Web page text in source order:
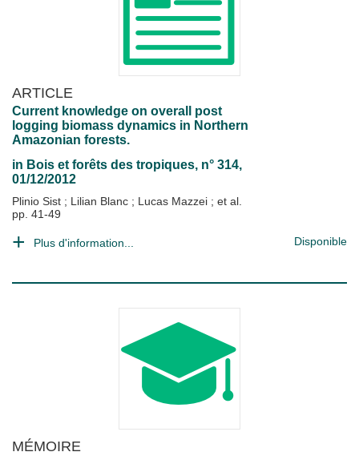
ARTICLE
Current knowledge on overall post
logging biomass dynamics in Northern
Amazonian forests.
in Bois et forêts des tropiques, n° 314,
01/12/2012
Plinio Sist ; Lilian Blanc ; Lucas Mazzei ; et al.
pp. 41-49
Plus d'information... Disponible
MÉMOIRE